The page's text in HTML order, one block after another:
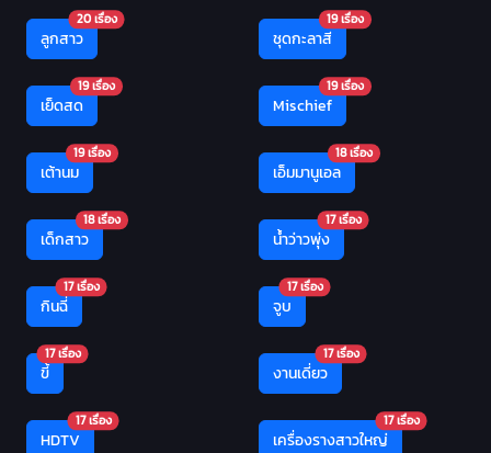
ลูกสาว
20 เรื่อง
ชุดกะลาสี
19 เรื่อง
เย็ดสด
19 เรื่อง
Mischief
19 เรื่อง
เต้านม
19 เรื่อง
เอ็มมานูเอล
18 เรื่อง
เด็กสาว
18 เรื่อง
น้ำว่าวพุ่ง
17 เรื่อง
กินฉี่
17 เรื่อง
จูบ
17 เรื่อง
ขี้
17 เรื่อง
งานเดี่ยว
17 เรื่อง
HDTV
17 เรื่อง
เครื่องรางสาวใหญ่
17 เรื่อง